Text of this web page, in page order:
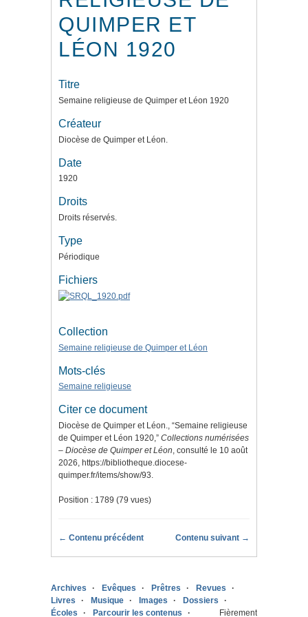
QUIMPER ET
LÉON 1920
Titre
Semaine religieuse de Quimper et Léon 1920
Créateur
Diocèse de Quimper et Léon.
Date
1920
Droits
Droits réservés.
Type
Périodique
Fichiers
Collection
Semaine religieuse de Quimper et Léon
Mots-clés
Semaine religieuse
Citer ce document
Diocèse de Quimper et Léon., “Semaine religieuse
de Quimper et Léon 1920,” Collections numérisées
– Diocèse de Quimper et Léon, consulté le 10 août
2026, https://bibliotheque.diocese-
quimper.fr/items/show/93.
Position : 1789 (79 vues)
← Contenu précédent Contenu suivant →
Archives Evêques Prêtres
Revues
Livres
Musique Images
Dossiers
Écoles
Parcourir les contenus Fièrement